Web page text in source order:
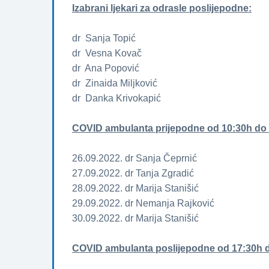
Izabrani ljekari za odrasle poslijepodne:
dr Sanja Topić
dr Vesna Kovač
dr Ana Popović
dr Zinaida Miljković
dr Danka Krivokapić
COVID ambulanta prijepodne od 10:30h do
26.09.2022. dr Sanja Čeprnić
27.09.2022. dr Tanja Zgradić
28.09.2022. dr Marija Stanišić
29.09.2022. dr Nemanja Rajković
30.09.2022. dr Marija Stanišić
COVID ambulanta poslijepodne od 17:30h